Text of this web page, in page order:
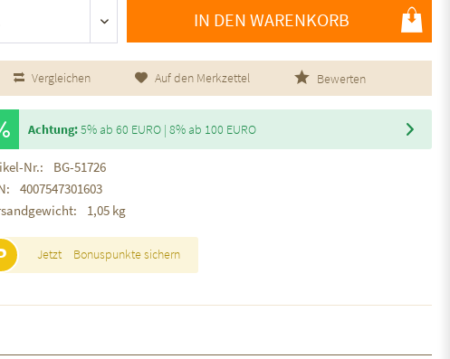
IN DEN WARENKORB
Vergleichen Auf den Merkzettel Bewerten
Achtung:5% ab 60 EURO | 8% ab 100 EURO
Nr.:
BG-51726
4007547301603
1,05 kg
Jetzt Bonuspunkte sichern